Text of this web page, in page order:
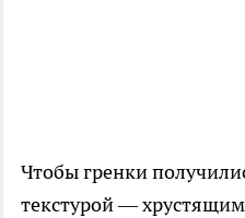
Чтобы гренки
текстурой —